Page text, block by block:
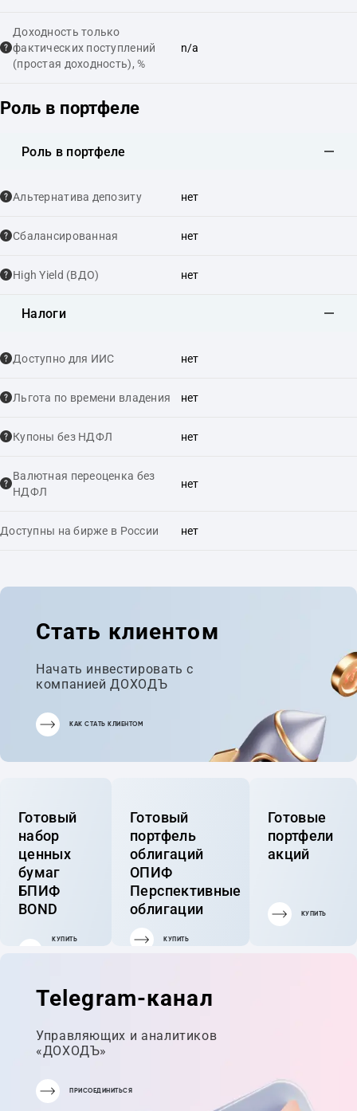
Доходность только
фактических поступлений
(простая доходность), %
n/a
Роль в портфеле
Роль в портфеле
Альтернатива депозиту нет
Сбалансированная нет
High Yield (ВДО) нет
Налоги
Доступно для ИИС нет
Льгота по времени владения нет
Купоны без НДФЛ нет
Валютная переоценка без
НДФЛ
нет
Доступны на бирже в России нет
Стать клиентом
Начать инвестировать с
компанией ДОХОДЪ
КАК СТАТЬ КЛИЕНТОМ
Готовый
набор
ценных
бумаг
БПИФ
BOND
КУПИТЬ
Готовый
портфель
облигаций
ОПИФ
Перспективные
облигации
КУПИТЬ
Готовые
портфели
акций
КУПИТЬ
Telegram-канал
Управляющих и аналитиков
«ДОХОДЪ»
ПРИСОЕДИНИТЬСЯ